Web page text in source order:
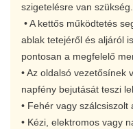
szigetelésre van szükség.
• A kettős működtetés
ablak tetejéről és aljáról
pontosan a megfelelő
• Az oldalsó vezetősínek
napfény bejutását teszi
• Fehér vagy
• Kézi, elektromos vagy